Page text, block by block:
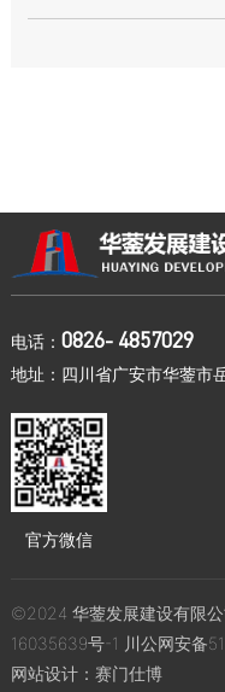
电话： 0826- 4857029
地址：四川省广安市华蓥市
官方微信
©2024 华蓥发展建设有限公
16035639号-1 川公网安备
网站设计： 赛门仕博